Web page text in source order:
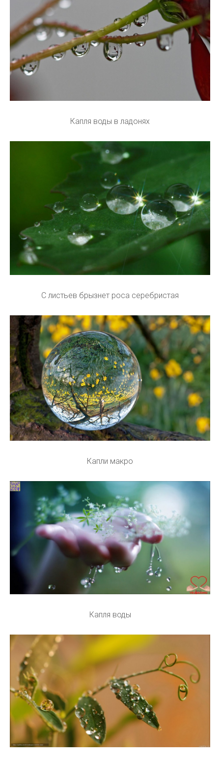
Капля воды в ладонях
С листьев брызнет роса серебристая
Капли макро
Капля воды